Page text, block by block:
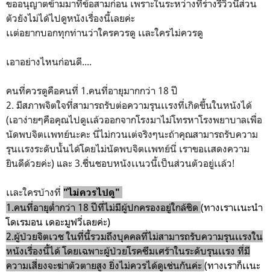
ขออนุญาตข้ามมาที่ข้อสามก่อน เพราะในระหว่างที่ร่างรีวิวนี้ส่วน
ตัวยังไม่ได้ไปดูหนังเรื่องนี้เลยค่ะ
เเต่อยากบอกทุกท่านว่าใครควรดู เเละใครไม่ควรดู
เอาอย่างไหนก่อนดี....
คนที่ควรดูคือคนที่ 1.คนที่อายุมากกว่า 18 ปี
2. มีสภาพจิตใจที่สามารถรับต่อความรุนเเรงที่เกิดขึ้นในหนังได้
(เอาง่ายๆคือคุณไปดูเเล้วออกจากโรงมาไม่โทรหาโรงพยาบาลเพื่อ
นัดพบจิตเเพทย์นะคะ นี่ไม่กวนเต่จริงๆนะถ้าคุณสามารถรับความ
รุนเเรงระดับนั้นได้โดยไม่นัดพบจิตเเพทย์นี่ เราขอเเสดงความ
ยินดีด้วยค่ะ) และ 3.ชื่นชอบหนังเเนวนี้เป็นส่วนตัวอยู่เเล้ว!
เเละใครบ้างที่ "ไม่ควรไปดู"
1.คนที่อายุต่ำกว่า 18 ปีที่ไม่มีผู้ปกครองอยู่ใกล้ชิด (ทางเราเเนะนำ
โดเรมอน เดอะมูฟวี่เลยค่ะ)
2.ผู้ป่วยจิตเวช ในที่นี้รวมถึงบุคคลที่ไม่สามารถรับความรุนเเรงใน
หนังเรื่องนี้ได้ โดยเฉพาะผู้ป่วยโรคซึมเศร้าในระดับรุนเเรง ที่มี
ความเสี่ยงจะฆ่าตัวตายสูง ยิ่งไม่ควรได้ดูเช่นกันค่ะ (ทางเราก็เเนะ